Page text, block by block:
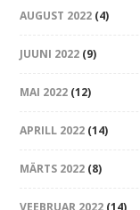
AUGUST 2022 (4)
JUUNI 2022 (9)
MAI 2022 (12)
APRILL 2022 (14)
MÄRTS 2022 (8)
VEEBRUAR 2022 (14)